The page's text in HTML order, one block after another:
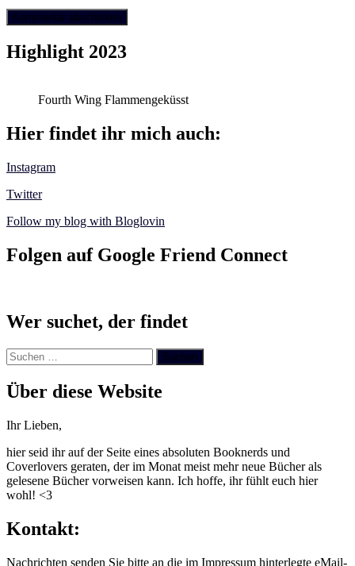
Highlight 2023
Fourth Wing Flammengeküsst
Hier findet ihr mich auch:
Instagram
Twitter
Follow my blog with Bloglovin
Folgen auf Google Friend Connect
Wer suchet, der findet
Suchen
nach:
Über diese Website
Ihr Lieben,
hier seid ihr auf der Seite eines absoluten Booknerds und
Coverlovers geraten, der im Monat meist mehr neue Bücher als
gelesene Bücher vorweisen kann. Ich hoffe, ihr fühlt euch hier
wohl! <3
Kontakt:
Nachrichten senden Sie bitte an die im Impressum hinterlegte eMail-